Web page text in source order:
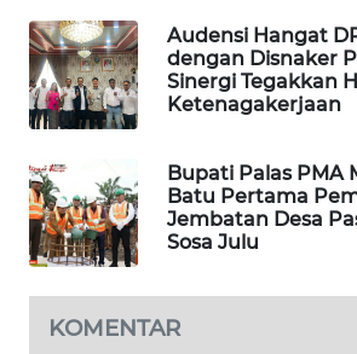
Audensi Hangat
dengan Disnaker
Sinergi Tegakkan
Ketenagakerjaan
Bupati Palas PMA
Batu Pertama
Jembatan Desa
Sosa Julu
KOMENTAR
MEDAN
NEWS
METRO
NEWS
KRT
NEWS
KARING